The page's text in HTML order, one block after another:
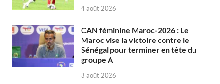
4 août 2026
CAN féminine Maroc-2026 : Le
Maroc vise la victoire contre le
Sénégal pour terminer en tête du
groupe A
3 août 2026